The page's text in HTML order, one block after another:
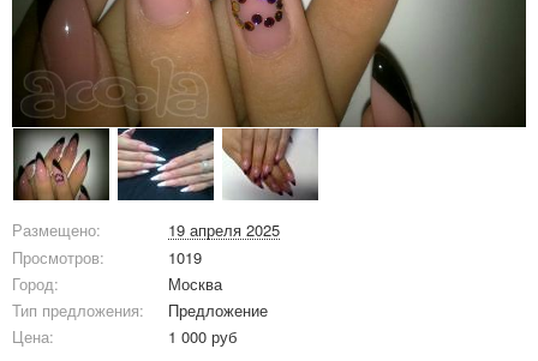
Размещено:
19 апреля 2025
Просмотров:
1019
Город:
Москва
Тип предложения:
Предложение
Цена:
1 000 руб